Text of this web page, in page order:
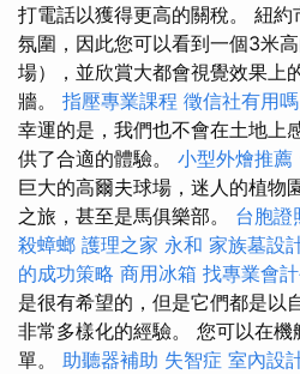
打電話以獲得更高的關稅。 紐
氛圍，因此您可以看到一個3米
場），並欣賞大都會視覺效果上
牆。 指壓專業課程 徵信社有用嗎
幸運的是，我們也不會在土地上
供了合適的體驗。 小型外燴推薦
巨大的高爾夫球場，迷人的植物
之旅，甚至是馬俱樂部。 台胞證
殺蟑螂 護理之家 永和 家族墓設
的成功策略 商用冰箱 找專業會
是很有希望的，但是它們都是以
非常多樣化的經驗。 您可以在
單。 助聽器補助 失智症 室內設